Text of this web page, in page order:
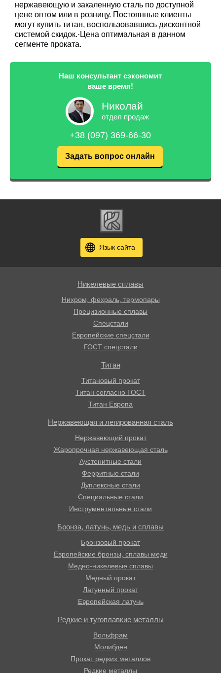
нержавеющую и закаленную сталь по доступной
цене оптом или в розницу. Постоянные клиенты
могут купить титан, воспользовавшись дисконтной
системой скидок.·Цена оптимальная в данном
сегменте проката.
Наш консультант сэкономит
ваше время!
Николай
отдел продаж
+38 (097) 369-66-30
Задать вопрос онлайн
Язык сайта
Никелевые сплавы
Нихром, фехраль, термопары
Прецизионные сплавы
Спецстали
Европейские спецстали
ГОСТ спецстали
Титан
Титановый прокат
Титан согласно ГОСТ
Титан Европа
Нержавеющая и легированная сталь
Нержавеющий прокат
Жаропрочная нержавеющая сталь
Аустенитные стали
Ферритные стали
Дуплексные стали
Специальные стали
Инструментальные стали
Бронза, латунь, медь и сплавы
Бронзовый прокат
Европейские бронзы, сплавы меди
Медно-никелевые сплавы
Медный прокат
Латунный прокат
Европейская латунь
Редкие и тугоплавкие металлы
Вольфрам
Молибден
Прокат редких металлов
Редкие металлы